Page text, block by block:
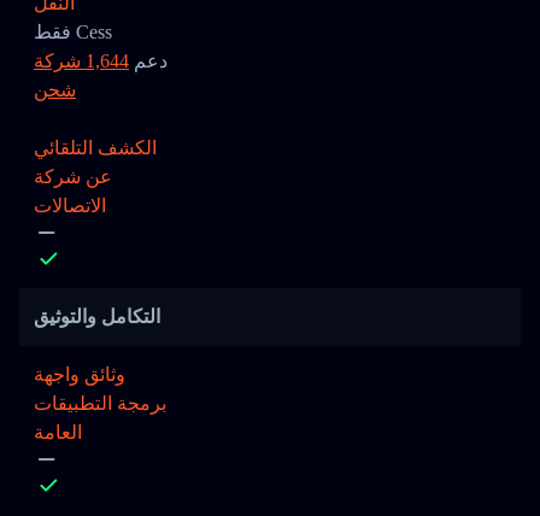
فقط Cess
دعم
1,644 شركة
شحن
الكشف التلقائي
عن شركة
الاتصالات
التكامل والتوثيق
وثائق واجهة
برمجة التطبيقات
العامة